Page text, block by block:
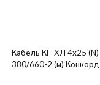
Кабель КГ-ХЛ 4х25 (N)
380/660-2 (м) Конкорд